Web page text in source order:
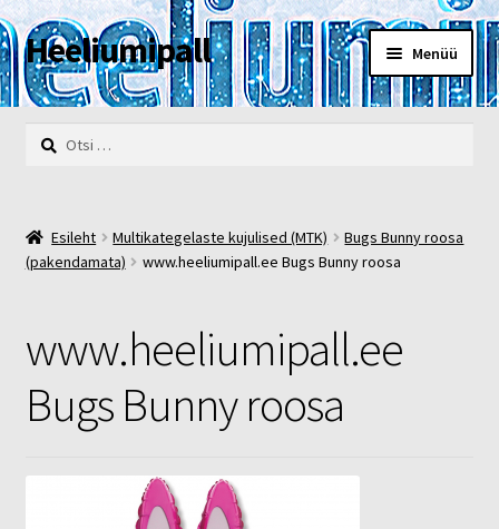
Liigu
navigeerimisele
Liigu
sisu
juurde
Heeliumipall Menüü
Esileht
Kontakt
Müügi- ja privaatsustingimused
POOD
Otsi:
Esileht Multikategelaste kujulised (MTK)
Bugs Bunny roosa
(pakendamata)
www.heeliumipall.ee Bugs Bunny roosa
www.heeliumipall.ee
Bugs Bunny roosa